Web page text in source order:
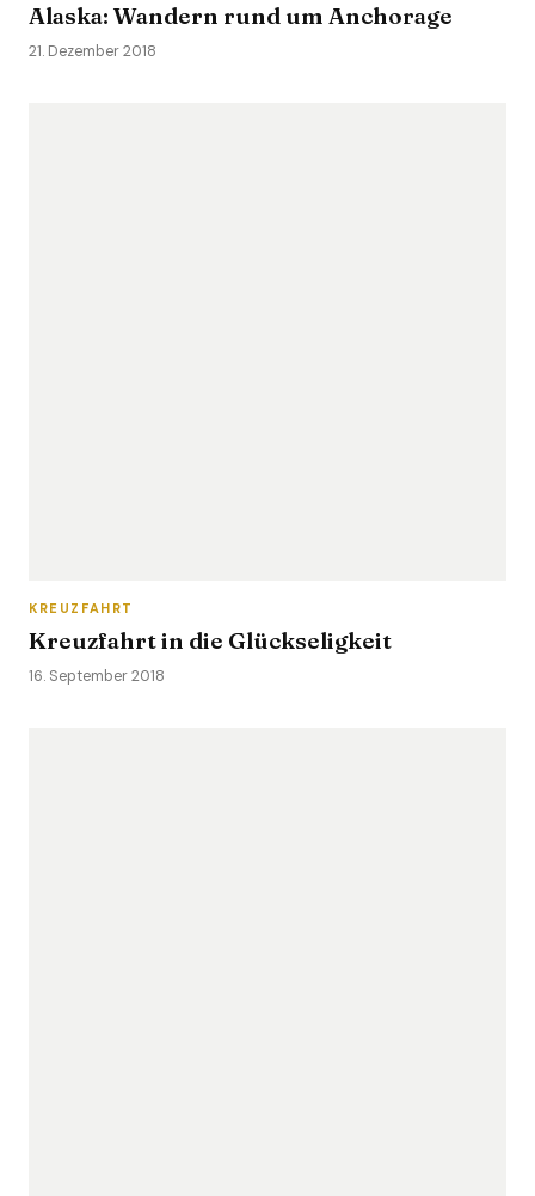
Alaska: Wandern rund um Anchorage
21. Dezember 2018
KREUZFAHRT
Kreuzfahrt in die Glückseligkeit
16. September 2018